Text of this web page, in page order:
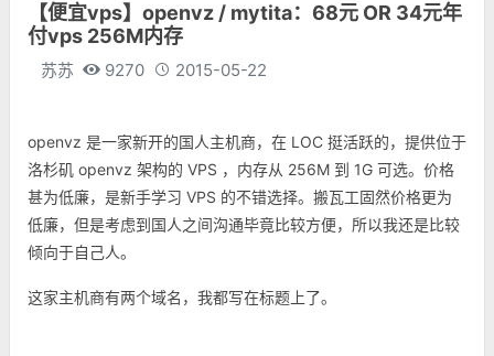
便宜VPS
VPS评测
虚拟主机
建站教程
【便宜vps】openvz / mytita：68元 OR 34元年
付vps 256M内存
苏苏 9270 2015-05-22
openvz 是一家新开的国人主机商，在 LOC 挺活跃的，提供位于
洛杉矶 openvz 架构的 VPS ，内存从 256M 到 1G 可选。价格
甚为低廉，是新手学习 VPS 的不错选择。搬瓦工固然价格更为
低廉，但是考虑到国人之间沟通毕竟比较方便，所以我还是比较
倾向于自己人。
这家主机商有两个域名，我都写在标题上了。